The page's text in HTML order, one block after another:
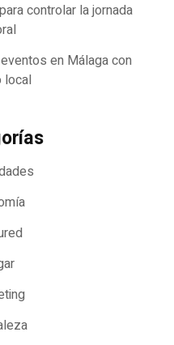
controlar la jornada
en Málaga con
local